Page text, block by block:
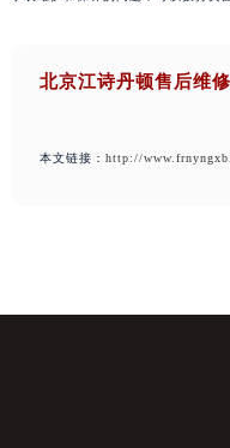
北京江诗丹顿售后维
本文链接： http://